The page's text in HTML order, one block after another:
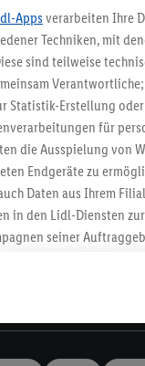
Lidl-
Newsletter
an & sichere
Apps verarbeiten Ihre
Techniken, mit
sind teilweise
Statistik-Erstellung
für
die Ausspielung von
Endgeräte zu
Daten aus Ihrem
in den Lidl-Diensten
seiner
von
aus Ihrem
Endgeräte und